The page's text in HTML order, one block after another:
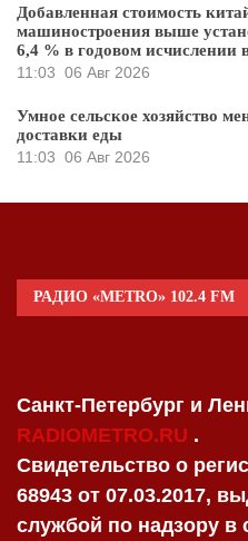
Добавленная стоимость
машиностроения выше
6,4 % в годовом исчислении
11:03 06 Авг 2026
Умное сельское хозяйство
доставки еды
11:03 06 Авг 2026
РАДИО «METRO» 102.4 FM
Санкт-Петербург и
RADIOMETRO.RU .
Свидетельство о
68943 от 07.03.2017,
службой по надзору в